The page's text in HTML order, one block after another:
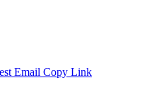
Email Copy Link